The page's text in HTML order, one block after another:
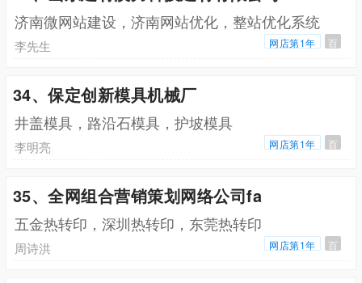
济南微网站建设，济南网站优化，整站优化系统
李先生 网店第1年 百
34、保定创新模具机械厂
井盖模具，路沿石模具，护坡模具
李明亮 网店第1年 百
35、全网组合营销策划网络公司fa
五金热转印，深圳热转印，东莞热转印
周诗洪 网店第1年 百